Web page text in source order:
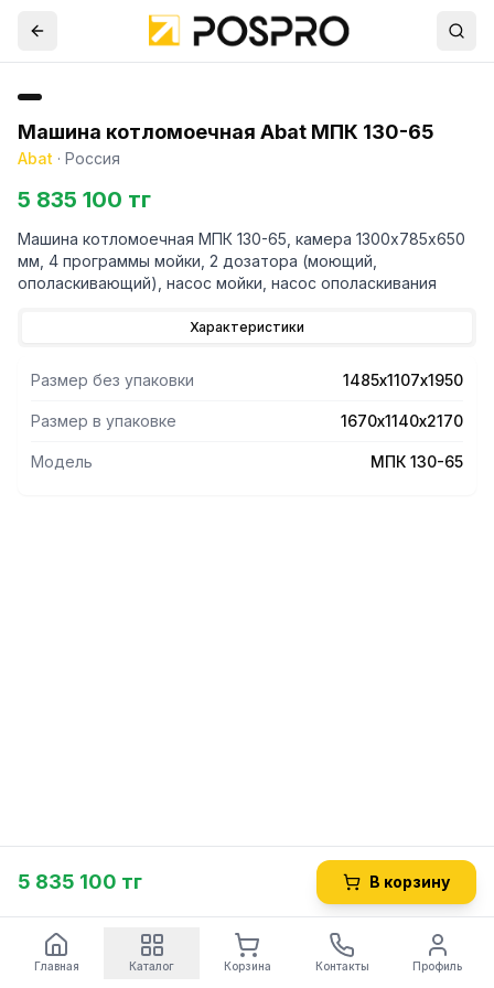
Машина котломоечная Abat МПК 130-65
Abat · Россия
5 835 100 тг
Машина котломоечная МПК 130-65, камера 1300х785х650
мм, 4 программы мойки, 2 дозатора (моющий,
Характеристики
Размер без упаковки 1485х1107х1950
Размер в упаковке 1670х1140х2170
Модель МПК 130-65
5 835 100 тг В корзину
Главная Каталог Корзина Контакты Профиль